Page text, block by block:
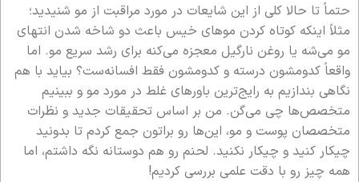
حتماً تا حالا کلی از این شایعات در مورد مراقبت از مو شنیدید؛
مثلاً اینکه کوتاه کردن موهای خیس باعث دو شاخه شدن انتهای
مو می‌شه یا روغن نارگیل معجزه می‌کنه برای رشد سریع مو. اما
واقعاً کدومشون درسته و کدومشون فقط افسانه‌ست؟ بیاید با هم
نگاهی بندازیم به رایج‌ترین باورهای غلط در مورد مو و ببینیم
متخصص‌ها چی می‌گن. من بر اساس تحقیقات جدید و نظرات
متخصصان پوست و مو، این‌ها رو براتون جمع کردم تا بدونید
چیکار کنید و چیکار نکنید. لحنم رو هم دوستانه نگه داشتم، اما
همه چیز رو با دقت علمی بررسی کردیم!